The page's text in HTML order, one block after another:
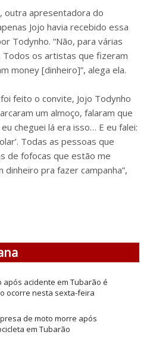
outra apresentadora do
Jojo havia recebido essa
Todynho. “Não, para várias
os artistas que fizeram
money [dinheiro]”, alega ela.
feito o convite, Jojo Todynho
um almoço, falaram que
cheguei lá era isso… E eu falei:
Todas as pessoas que
de fofocas que estão me
pra fazer campanha”,
após acidente em Tubarão é
ocorre nesta sexta-feira
de moto morre após
em Tubarão